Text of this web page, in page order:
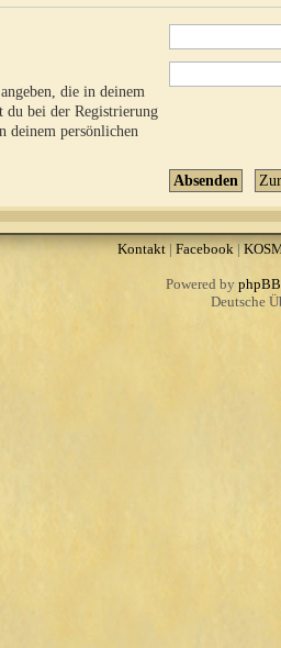
die in deinem
bei der Registrierung
deinem persönlichen
Kontakt| Facebook |
Powered by phpBB
Deutsche